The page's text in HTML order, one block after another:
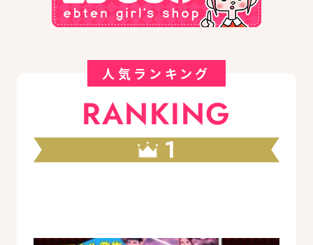
人気ランキング
RANKING
1